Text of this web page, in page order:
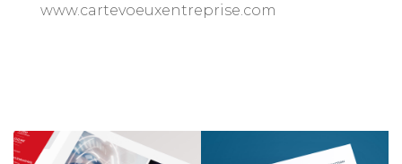
www.cartevoeuxentreprise.com